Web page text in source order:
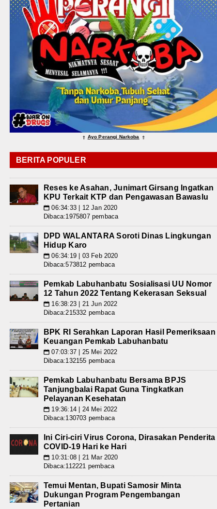
⇑ Ayo Perangi Narkoba ⇑
BERITA POPULER
Reses ke Asahan, Junimart Girsang Ingatkan
KPU Terkait KTP dan Pengawasan Bawaslu
📅 06:34:33 | 12 Jan 2020
Dibaca:1975807 pembaca
DPD WALANTARA Soroti Dinas Lingkungan
Hidup Karo
📅 06:34:19 | 03 Feb 2020
Dibaca:573812 pembaca
Pemkab Labuhanbatu Sosialisasi UU Nomor
12 Tahun 2022 Tentang Kekerasan Seksual
📅 16:38:23 | 21 Jun 2022
Dibaca:215332 pembaca
BPK RI Serahkan Laporan Hasil Pemeriksaan
Keuangan Pemkab Labuhanbatu
📅 07:03:37 | 25 Mei 2022
Dibaca:132155 pembaca
Pemkab Labuhanbatu Bersama BPJS
Tanjungbalai Rapat Guna Tingkatkan
Pelayanan Kesehatan
📅 19:36:14 | 24 Mei 2022
Dibaca:130703 pembaca
Ini Ciri-ciri Virus Corona, Dirasakan Penderita
COVID-19 Hari ke Hari
📅 10:31:08 | 21 Mar 2020
Dibaca:112221 pembaca
Temui Mentan, Bupati Samosir Minta
Dukungan Program Pengembangan
Pertanian